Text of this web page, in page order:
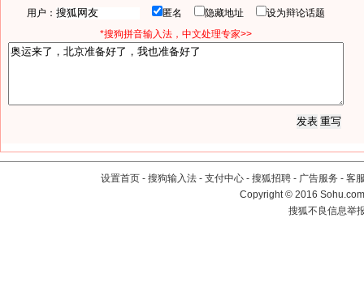
用户： 匿名 隐藏地址
设为辩论话题
*搜狗拼音输入法，中文处理专家>>
设置首页 - 搜狗输入法 - 支付中心 - 搜狐招聘 - 广告服务 - 客
Copyright©2016
搜狐不良信息举